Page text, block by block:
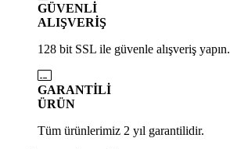
GÜVENLİ
ALIŞVERİŞ
128 bit SSL ile güvenle alışveriş yapın.
GARANTİLİ
ÜRÜN
Tüm ürünlerimiz 2 yıl garantilidir.